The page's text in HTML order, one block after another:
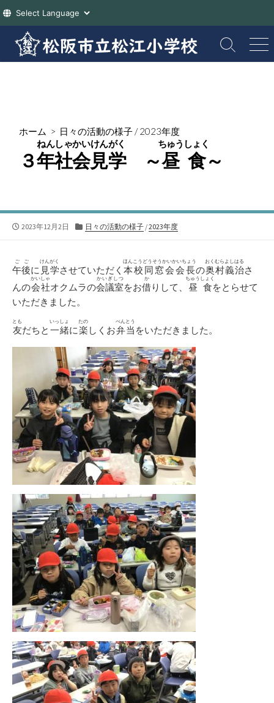
テ
検
索
メ
ニ
ホーム > 日々の活動の様子 /2023年度
３年社会見学
ねんしゃかいけんがく
～昼食
ちゅうしょく
～
公
2023年12月2日
カ
ー
日々の活動の様子/2023年度
午後
ごご
に 見学
けんがく
させていただく 本校同窓会会長
ほんこうどうそうかいかいちょう
の奥村義治
おくむらよしはる
さ
んの会社
かいしゃ
オクムラの会議室
かいぎしつ
をお借
か
りして、 昼食
ちゅうしょく
をとらせて
いただきました。
友
とも
だちと 一緒
いっしょ
に楽
たの
しくお弁当
べんとう
をいただきました。